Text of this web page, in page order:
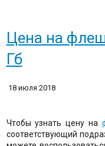
Цена на
Гб
18 июля 2018
Чтобы узнать цену на
соответствующий